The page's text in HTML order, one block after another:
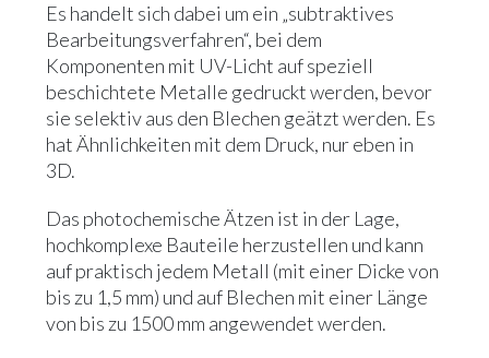
Es handelt sich dabei um ein „subtraktives
Bearbeitungsverfahren“, bei dem
Komponenten mit UV-Licht auf speziell
beschichtete Metalle gedruckt werden, bevor
sie selektiv aus den Blechen geätzt werden. Es
hat Ähnlichkeiten mit dem Druck, nur eben in
3D.
Das photochemische Ätzen ist in der Lage,
hochkomplexe Bauteile herzustellen und kann
auf praktisch jedem Metall (mit einer Dicke von
bis zu 1,5 mm) und auf Blechen mit einer Länge
von bis zu 1500 mm angewendet werden.